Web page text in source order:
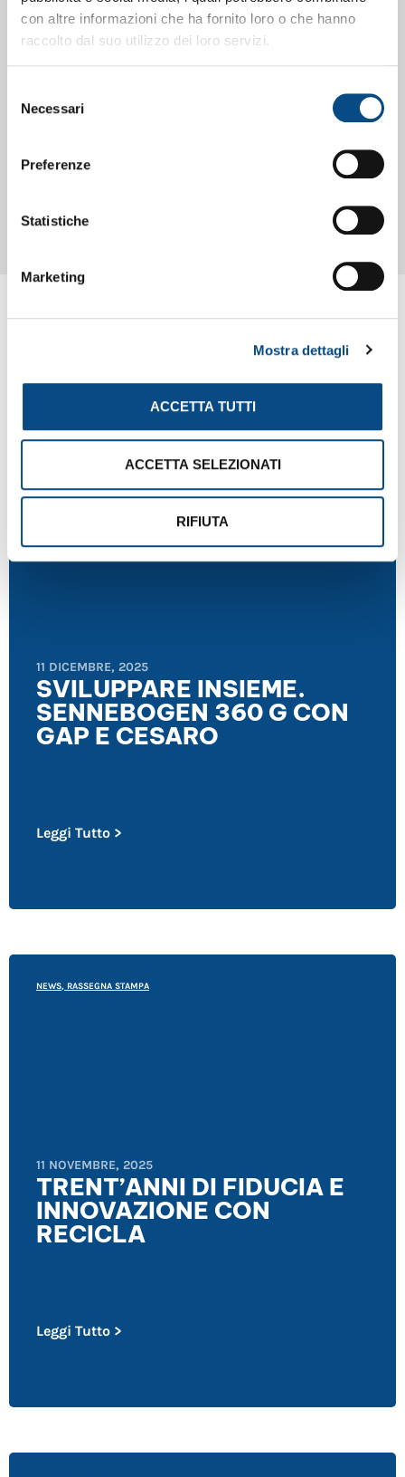
con altre informazioni che ha fornito loro o che hanno
raccolto dal suo utilizzo dei loro servizi.
delNecessari
Preferenze
Statistiche
Marketing
Mostra dettagli
ACCETTA TUTTI
ACCETTA SELEZIONATI
RIFIUTA
ALTRE NEWS
NEWS,RASSEGNA STAMPA
11 DICEMBRE, 2025
SVILUPPARE INSIEME.
SENNEBOGEN 360 G CON
GAP E CESARO
Leggi Tutto >
NEWS, RASSEGNA STAMPA
11 NOVEMBRE, 2025
TRENT’ANNI DI FIDUCIA E
INNOVAZIONE CON
RECICLA
Leggi Tutto >